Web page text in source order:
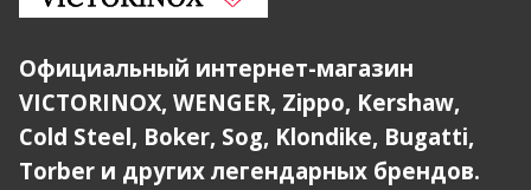
Официальный интернет-магазин
VICTORINOX, WENGER, Zippo, Kershaw,
Cold Steel, Boker, Sog, Klondike, Bugatti,
Torber и других легендарных брендов.